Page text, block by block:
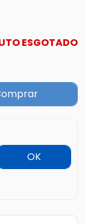
ESGOTADO
OK